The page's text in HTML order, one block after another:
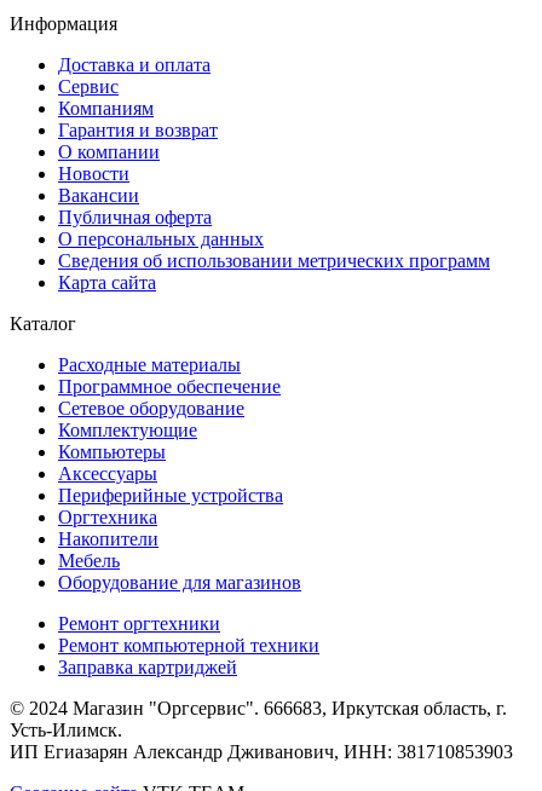
Информация
Доставка и оплата
Сервис
Компаниям
Гарантия и возврат
О компании
Новости
Вакансии
Публичная оферта
О персональных данных
Сведения об использовании метрических программ
Карта сайта
Каталог
Расходные материалы
Программное обеспечение
Сетевое оборудование
Комплектующие
Компьютеры
Аксессуары
Периферийные устройства
Оргтехника
Накопители
Мебель
Оборудование для магазинов
Ремонт оргтехники
Ремонт компьютерной техники
Заправка картриджей
© 2024 Магазин "Оргсервис". 666683, Иркутская область, г.
Усть-Илимск.
ИП Егиазарян Александр Дживанович, ИНН: 381710853903